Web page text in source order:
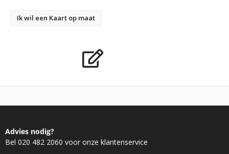
Ik wil een Kaart op maat
Advies nodig?
Bel 020 482 2060 voor onze klantenservice